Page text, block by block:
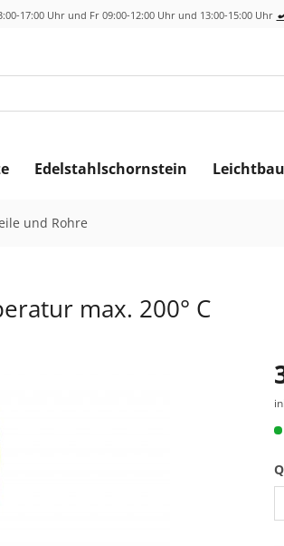
17:00 Uhr und Fr 09:00-12:00 Uhr und 13:00-15:00 Uhr
Edelstahlschornstein
und Rohre
max. 200° C